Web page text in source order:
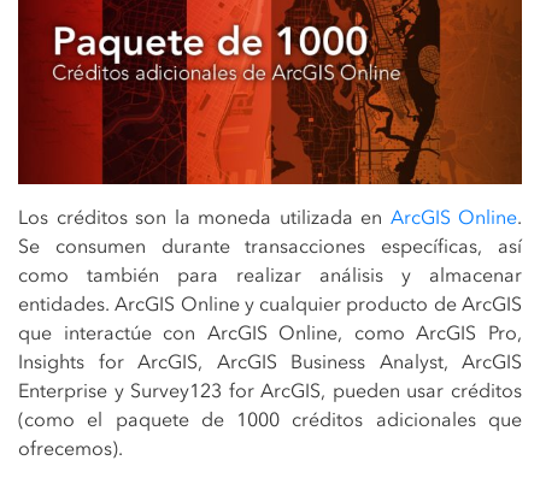
Los créditos son la moneda utilizada en ArcGIS Online.
Se consumen durante transacciones específicas, así
como también para realizar análisis y almacenar
entidades. ArcGIS Online y cualquier producto de ArcGIS
que interactúe con ArcGIS Online, como ArcGIS Pro,
Insights for ArcGIS, ArcGIS Business Analyst, ArcGIS
Enterprise y Survey123 for ArcGIS, pueden usar créditos
(como el paquete de 1000 créditos adicionales que
ofrecemos).